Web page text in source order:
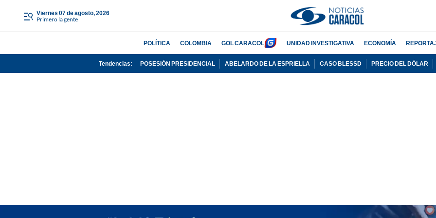
viernes 07 de agosto, 2026
Primero la gente
POLÍTICA COLOMBIA GOL CARACOL UNIDAD INVESTIGATIVA ECONOMÍA
Tendencias: POSESIÓN PRESIDENCIAL ABELARDO DE LA ESPRIELLA CASO BLESSD PRECIO DEL DÓLAR